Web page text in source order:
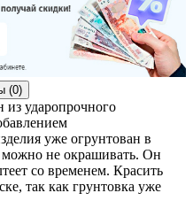
(0)
из ударопрочного
уже огрунтован в
можно не окрашивать. Он
со временем. Красить
так как грунтовка уже